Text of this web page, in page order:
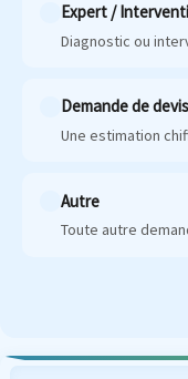
Expert /
Diagnostic ou
Demande de devis
Une estimation
Autre
Toute autre